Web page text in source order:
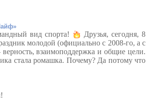
вид спорта!
Друзья, сегодня, 8
молодой (официально с 2008-го, а с
взаимоподдержка и общие цели.
стала ромашка. Почему? Да потому что